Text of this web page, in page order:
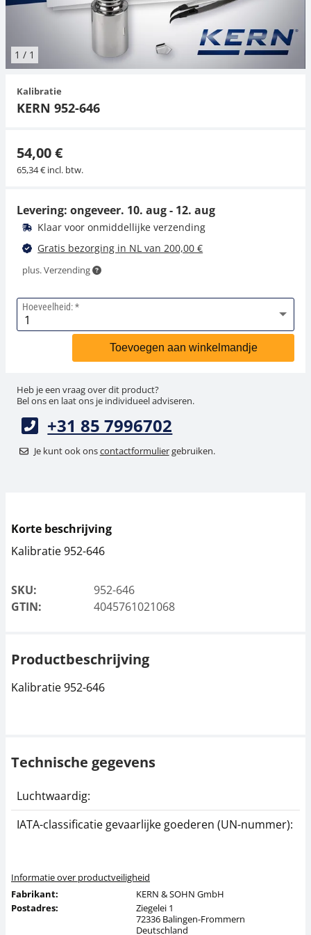
1 / 1
Kalibratie
KERN 952-646
54,00 €
65,34 € incl. btw.
Levering: ongeveer. 10. aug - 12. aug
Klaar voor onmiddellijke verzending
Gratis bezorging in NL van 200,00 €
plus. Verzending
Hoeveelheid:
Toevoegen aan winkelmandje
Heb je een vraag over dit product?
Bel ons en laat ons je individueel adviseren.
+31 85 7996702
Je kunt ook onscontactformuliergebruiken.
Korte beschrijving
Kalibratie 952-646
SKU:
952-646
GTIN:
4045761021068
Productbeschrijving
Kalibratie 952-646
Technische gegevens
Luchtwaardig:
IATA-classificatie gevaarlijke goederen (UN-nummer):
Informatie over productveiligheid
Fabrikant:
KERN & SOHN GmbH
Postadres:
Ziegelei 1
72336 Balingen-Frommern
Deutschland
Hangende weegschalen
Kraanweegschalen
Weegschaal inclusief software
Accessoires
Spannings- en compressiebelastingcellen
Trekapparaten
Externe verlichting
Toepassingen voor experts
Universele toepassingen
Kleurmeting